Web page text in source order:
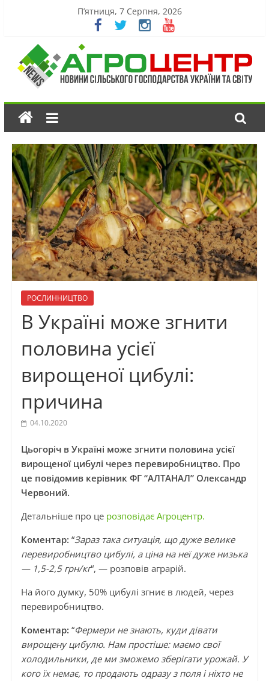
П’ятниця, 7 Серпня, 2026
РОСЛИННИЦТВО
В Україні може згнити
половина усієї
вирощеної цибулі:
причина
04.10.2020
Цьогоріч в Україні може згнити половина усієї
вирощеної цибулі через перевиробництво. Про
це повідомив керівник ФГ “АЛТАНАЛ” Олександр
Червоний.
Детальніше про церозповідає Агроцентр.
Коментар: “Зараз така ситуація, що дуже велике
перевиробництво цибулі, а ціна на неї дуже низька
— 1,5-2,5 грн/кг“, — розповів аграрій.
На його думку, 50% цибулі згниє в людей, через
перевиробництво.
Коментар: “Фермери не знають, куди дівати
вирощену цибулю. Нам простіше: маємо свої
холодильники, де ми зможемо зберігати урожай. У
кого їх немає, то продають одразу з поля і ніхто не